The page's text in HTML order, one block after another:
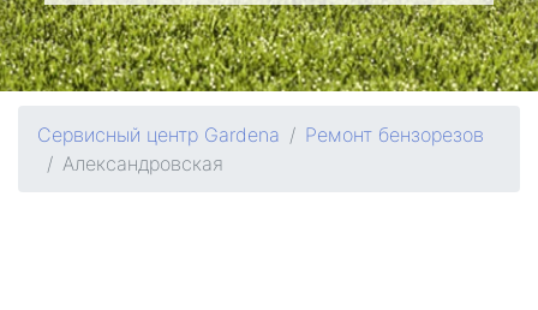
Сервисный центр Gardena
Ремонт бензорезов
Александровская